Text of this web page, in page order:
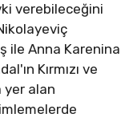
verebileceğini
ile Anna Karenina
Kırmızı ve
yer alan